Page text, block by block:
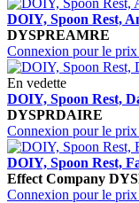
DOIY, Spoon Rest,
DYSPREAMRE
Connexion pour le prix
En vedette
DOIY, Spoon Rest,
DYSPRDAIRE
Connexion pour le prix
DOIY, Spoon Rest,
Effect Company
Connexion pour le prix